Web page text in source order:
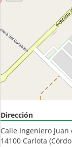
Dirección
Calle Ingeniero Juan
14100 Carlota (